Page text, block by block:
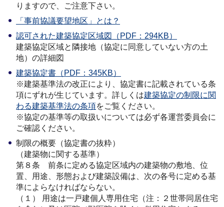
りますので、ご注意下さい。
「事前協議要望地区」とは？
認可された建築協定区域図（PDF：294KB）
建築協定区域と隣接地（協定に同意していない方の土
地）の詳細図
建築協定書（PDF：345KB）
※建築基準法の改正により、協定書に記載されている条
項にずれが生じています。詳しくは建築協定の制限に関
わる建築基準法の条項をご覧ください。
※協定の基準等の取扱いについては必ず各運営委員会に
ご確認ください。
制限の概要（協定書の抜粋）
（建築物に関する基準）
第８条 前条に定める協定区域内の建築物の敷地、位
置、用途、形態および建築設備は、次の各号に定める基
準によらなければならない。
（１） 用途は一戸建個人専用住宅（注：２世帯同居住宅